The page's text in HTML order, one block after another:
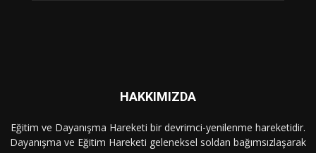
HAKKIMIZDA
Eğitim ve Dayanışma Hareketi bir devrimci-yenilenme hareketidir.
Dayanışma ve Eğitim Hareketi geleneksel soldan bağımsızlaşarak